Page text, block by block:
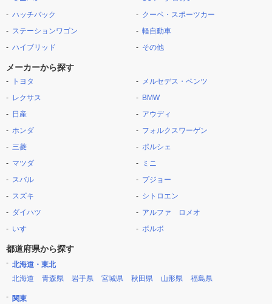
ハッチバック
ステーションワゴン
ハイブリッド
クーペ・スポーツカー
軽自動車
その他
メーカーから探す
トヨタ
レクサス
日産
ホンダ
三菱
マツダ
スバル
スズキ
ダイハツ
いすゞ
メルセデス・ベンツ
BMW
アウディ
フォルクスワーゲン
ポルシェ
ミニ
プジョー
シトロエン
アルファ ロメオ
ボルボ
都道府県から探す
北海道・東北
北海道
青森県 岩手県 宮城県 秋田県 山形県 福島県
関東